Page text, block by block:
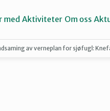
med Aktiviteter Om oss
av verneplan for sjøfugl: